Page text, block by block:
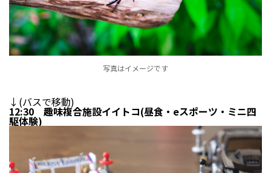
写真はイメージです
↓(バスで移動)
12:30 趣味複合施設イイトコ(昼食・eスポーツ・ミニ四
駆体験)